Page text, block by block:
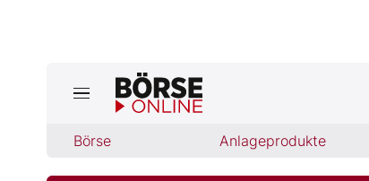
Börse Anlageprodukte
Börse